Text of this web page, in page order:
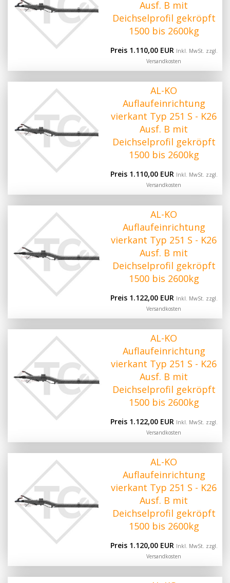
Ausf. B mit
Deichselprofil gekröpft
1500 bis 2600kg
Preis 1.110,00 EUR Inkl. MwSt. zzgl.
Versandkosten
AL-KO
Auflaufeinrichtung
vierkant Typ 251 S - K26
Ausf. B mit
Deichselprofil gekröpft
1500 bis 2600kg
Preis 1.110,00 EUR Inkl. MwSt. zzgl.
Versandkosten
AL-KO
Auflaufeinrichtung
vierkant Typ 251 S - K26
Ausf. B mit
Deichselprofil gekröpft
1500 bis 2600kg
Preis 1.122,00 EUR Inkl. MwSt. zzgl.
Versandkosten
AL-KO
Auflaufeinrichtung
vierkant Typ 251 S - K26
Ausf. B mit
Deichselprofil gekröpft
1500 bis 2600kg
Preis 1.122,00 EUR Inkl. MwSt. zzgl.
Versandkosten
AL-KO
Auflaufeinrichtung
vierkant Typ 251 S - K26
Ausf. B mit
Deichselprofil gekröpft
1500 bis 2600kg
Preis 1.120,00 EUR Inkl. MwSt. zzgl.
Versandkosten